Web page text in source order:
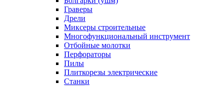
Граверы
Дрели
Миксеры строительные
Многофункциональный инструмент
Отбойные молотки
Перфораторы
Пилы
Плиткорезы электрические
Станки